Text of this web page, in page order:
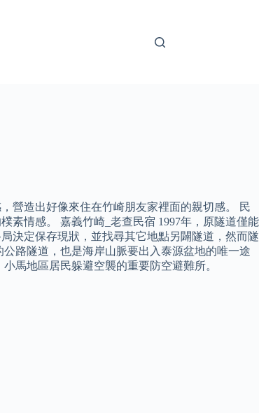
營造出好像來住在竹崎朋友家裡面的親切感。 民
素情感。 嘉義竹崎_老查民宿 1997年，原隧道僅能
決定保存現狀，並找尋其它地點另闢隧道，然而隧
路隧道，也是海岸山脈要出入泰源盆地的唯一途
馬地區居民躲避空襲的重要防空避難所。